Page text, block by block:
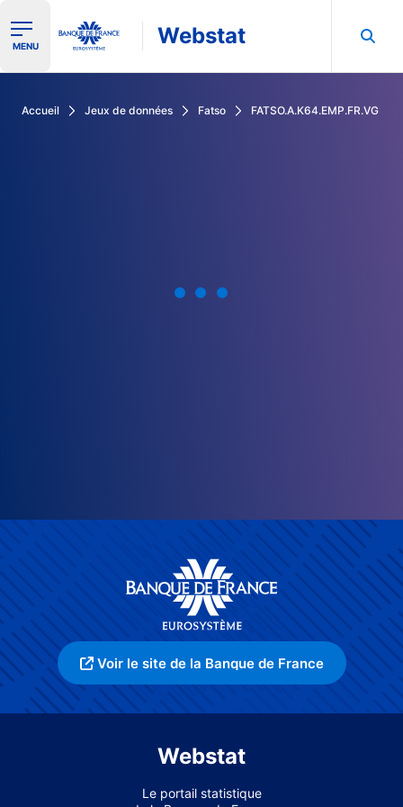
Ouvrir le menu de navigation
MENU Webstat
Accueil Jeux de données Fatso FATSO.A.K64.EMP.FR.VG
Voir le site de la Banque de France
Webstat
Le portail statistique